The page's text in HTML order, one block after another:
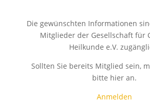
Die gewünschten Informationen
Mitglieder der Gesellschaft für
Heilkunde e.V.
Sollten Sie bereits Mitglied sein,
bitte hier an.
Anmelden